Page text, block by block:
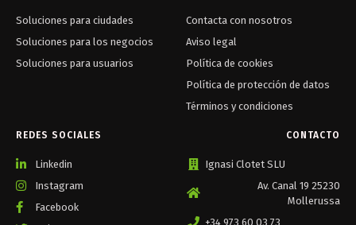
Soluciones para ciudades
Soluciones para los negocios
Soluciones para usuarios
Contacta con nosotros
Aviso legal
Política de cookies
Política de protección de datos
Términos y condiciones
REDES SOCIALES
Linkedin
Instagram
Facebook
CONTACTO
Ignasi Clotet SLU
Av. Canal 19 25230
Mollerussa
+34 973 60 03 73